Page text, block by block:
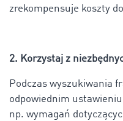
zrekompensuje koszty
2. Korzystaj z
Podczas wyszukiwania
odpowiednim
np. wymagań